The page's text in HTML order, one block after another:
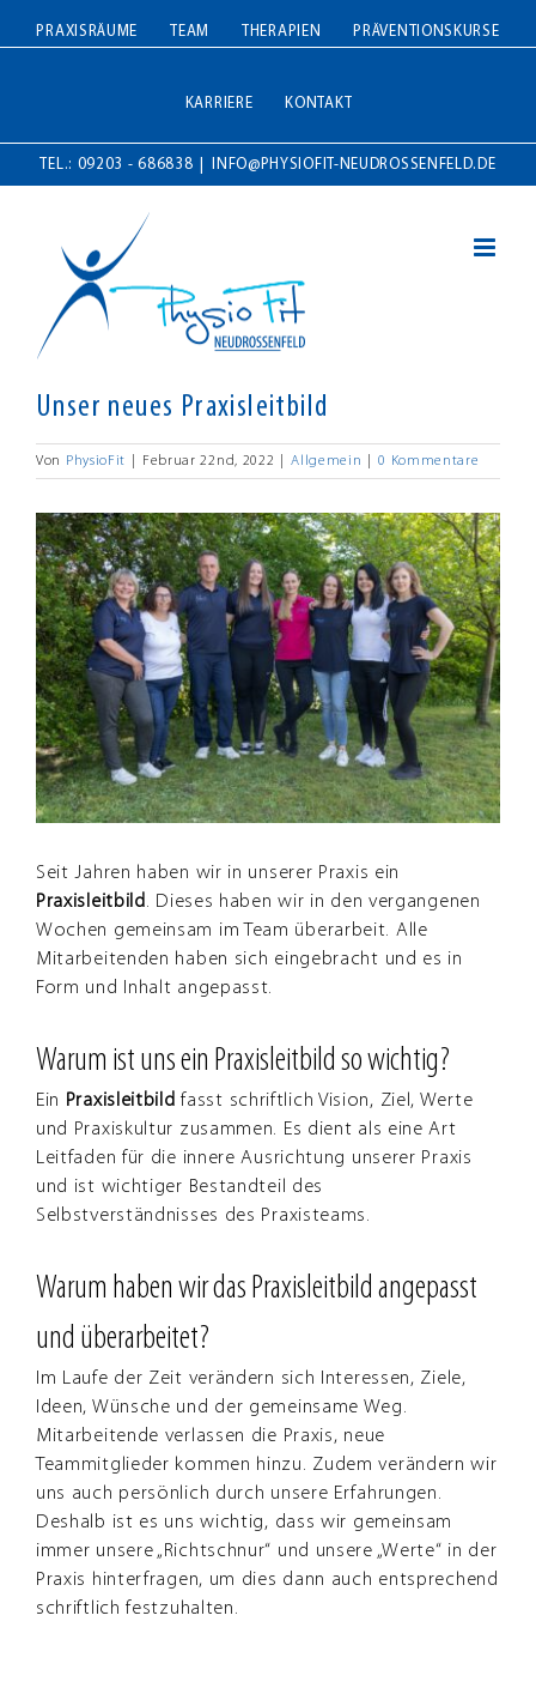
Inhalt
PRAXISRÄUME TEAM THERAPIEN PRÄVENTIONSKURSE
KARRIERE KONTAKT
TEL.: 09203 - 686838 INFO@PHYSIOFIT-NEUDROSSENFELD.DE
Unser neues Praxisleitbild
Von PhysioFit Februar 22nd, 2022 Allgemein 0 Kommentare
Zeige
grösseres
Bild
Seit Jahren haben wir in unserer Praxis ein
Praxisleitbild. Dieses haben wir in den vergangenen
Wochen gemeinsam im Team überarbeit. Alle
Mitarbeitenden haben sich eingebracht und es in
Form und Inhalt angepasst.
Warum ist uns ein Praxisleitbild so wichtig?
Ein Praxisleitbild fasst schriftlich Vision, Ziel, Werte
und Praxiskultur zusammen. Es dient als eine Art
Leitfaden für die innere Ausrichtung unserer Praxis
und ist wichtiger Bestandteil des
Selbstverständnisses des Praxisteams.
Warum haben wir das Praxisleitbild angepasst
und überarbeitet?
Im Laufe der Zeit verändern sich Interessen, Ziele,
Ideen, Wünsche und der gemeinsame Weg.
Mitarbeitende verlassen die Praxis, neue
Teammitglieder kommen hinzu. Zudem verändern wir
uns auch persönlich durch unsere Erfahrungen.
Deshalb ist es uns wichtig, dass wir gemeinsam
immer unsere „Richtschnur“ und unsere „Werte“ in der
Praxis hinterfragen, um dies dann auch entsprechend
schriftlich festzuhalten.